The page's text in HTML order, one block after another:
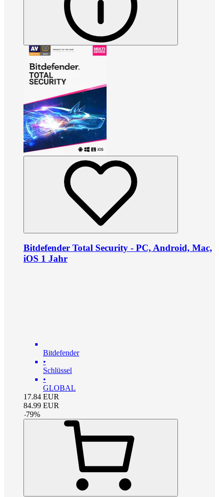
Bitdefender Total Security - PC, Android, Mac,
iOS 1 Jahr
Bitdefender
•
Schlüssel
•
GLOBAL
17.84 EUR
84.99 EUR
-79%